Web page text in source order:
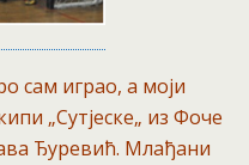
сам играо, а моји
„Сутјеске„ из Фоче
Ђуревић. Млађани